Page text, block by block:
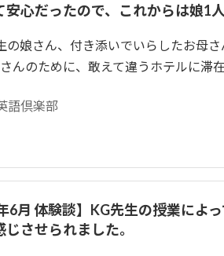
安心だったので、これからは娘1
の娘さん、付き添いでいらしたお母
んのために、敢えて違うホテルに滞
語倶楽部
6月 体験談】KG先生の授業によ
じさせられました。